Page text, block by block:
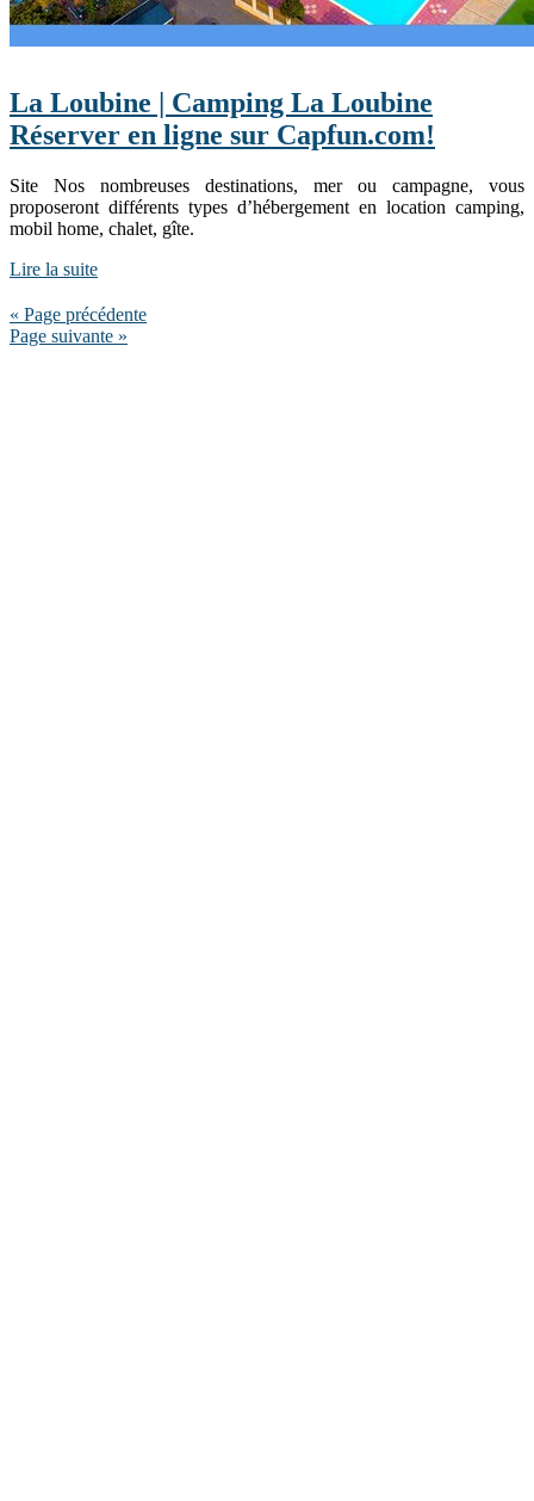
La Loubine | Camping La Loubine
Réserver en ligne sur Capfun.com!
Site Nos nombreuses destinations, mer ou campagne, vous
proposeront différents types d’hébergement en location camping,
mobil home, chalet, gîte.
Lire la suite
« Page précédente
Page suivante »